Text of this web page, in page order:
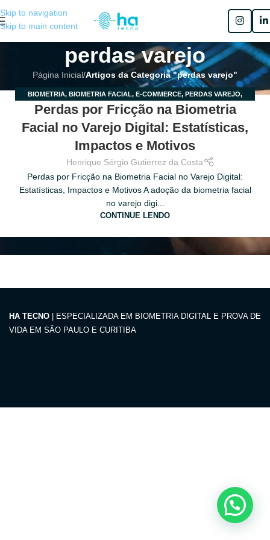
Skip to navigation
Skip to main content
perdas varejo
Página Inicial/Artigos da Categoria "perdas varejo"
25 BIOMETRIA, BIOMETRIA FACIAL, E-COMMERCE, PERDAS VAREJO,
VAREJO
Perdas por Fricção na Biometria
Facial no Varejo Digital: Estatísticas,
Impactos e Motivos
Henrique Sérgio Gutierrez da Costa
Perdas por Fricção na Biometria Facial no Varejo Digital:
Estatísticas, Impactos e Motivos A adoção da biometria facial
no varejo digi...
CONTINUE LENDO
HA TECNO | ESPECIALIZADA EM BIOMETRIA DIGITAL E PROVA DE
VIDA EM SÃO PAULO E CURITIBA